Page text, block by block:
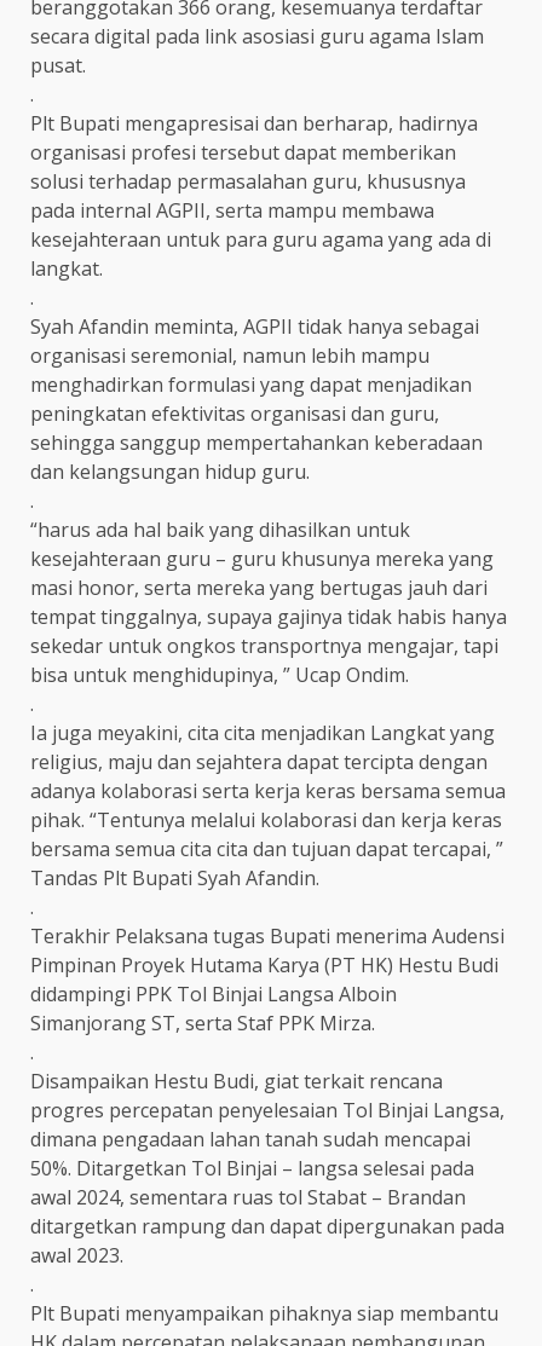
beranggotakan 366 orang, kesemuanya terdaftar
secara digital pada link asosiasi guru agama Islam
pusat.
.
Plt Bupati mengapresisai dan berharap, hadirnya
organisasi profesi tersebut dapat memberikan
solusi terhadap permasalahan guru, khususnya
pada internal AGPII, serta mampu membawa
kesejahteraan untuk para guru agama yang ada di
langkat.
.
Syah Afandin meminta, AGPII tidak hanya sebagai
organisasi seremonial, namun lebih mampu
menghadirkan formulasi yang dapat menjadikan
peningkatan efektivitas organisasi dan guru,
sehingga sanggup mempertahankan keberadaan
dan kelangsungan hidup guru.
.
“harus ada hal baik yang dihasilkan untuk
kesejahteraan guru – guru khusunya mereka yang
masi honor, serta mereka yang bertugas jauh dari
tempat tinggalnya, supaya gajinya tidak habis hanya
sekedar untuk ongkos transportnya mengajar, tapi
bisa untuk menghidupinya, ” Ucap Ondim.
.
Ia juga meyakini, cita cita menjadikan Langkat yang
religius, maju dan sejahtera dapat tercipta dengan
adanya kolaborasi serta kerja keras bersama semua
pihak. “Tentunya melalui kolaborasi dan kerja keras
bersama semua cita cita dan tujuan dapat tercapai, ”
Tandas Plt Bupati Syah Afandin.
.
Terakhir Pelaksana tugas Bupati menerima Audensi
Pimpinan Proyek Hutama Karya (PT HK) Hestu Budi
didampingi PPK Tol Binjai Langsa Alboin
Simanjorang ST, serta Staf PPK Mirza.
.
Disampaikan Hestu Budi, giat terkait rencana
progres percepatan penyelesaian Tol Binjai Langsa,
dimana pengadaan lahan tanah sudah mencapai
50%. Ditargetkan Tol Binjai – langsa selesai pada
awal 2024, sementara ruas tol Stabat – Brandan
ditargetkan rampung dan dapat dipergunakan pada
awal 2023.
.
Plt Bupati menyampaikan pihaknya siap membantu